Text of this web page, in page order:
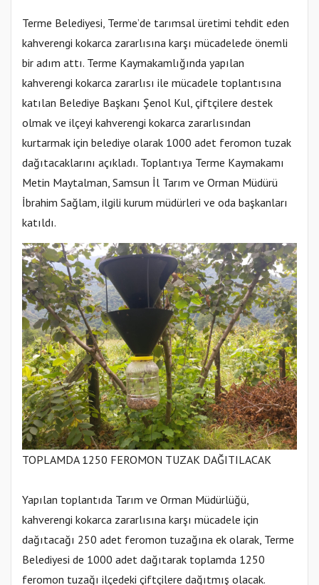
Terme Belediyesi, Terme’de tarımsal üretimi tehdit eden
kahverengi kokarca zararlısına karşı mücadelede önemli
bir adım attı. Terme Kaymakamlığında yapılan
kahverengi kokarca zararlısı ile mücadele toplantısına
katılan Belediye Başkanı Şenol Kul, çiftçilere destek
olmak ve ilçeyi kahverengi kokarca zararlısından
kurtarmak için belediye olarak 1000 adet feromon tuzak
dağıtacaklarını açıkladı. Toplantıya Terme Kaymakamı
Metin Maytalman, Samsun İl Tarım ve Orman Müdürü
İbrahim Sağlam, ilgili kurum müdürleri ve oda başkanları
katıldı.
TOPLAMDA 1250 FEROMON TUZAK DAĞITILACAK
Yapılan toplantıda Tarım ve Orman Müdürlüğü,
kahverengi kokarca zararlısına karşı mücadele için
dağıtacağı 250 adet feromon tuzağına ek olarak, Terme
Belediyesi de 1000 adet dağıtarak toplamda 1250
feromon tuzağı ilçedeki çiftçilere dağıtmış olacak.